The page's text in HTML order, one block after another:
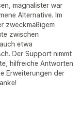
magnalister war
Alternative. Im
zweckmäßigem
zwischen
etwa
Der Support nimmt
hilfreiche Antworten
Erweiterungen der